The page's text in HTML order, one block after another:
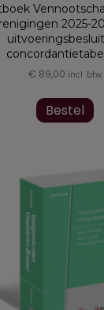
2025-
€ 89,00 incl. btw
Bestel